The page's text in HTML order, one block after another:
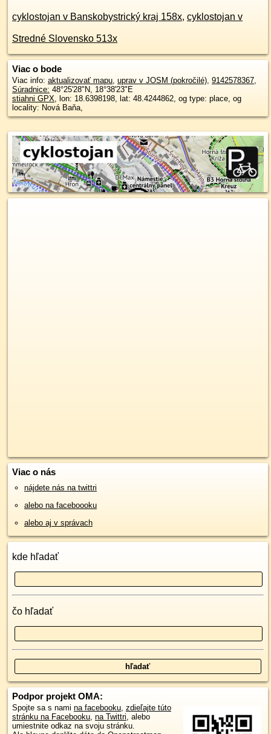
cyklostojan v Banskobystrický kraj 158x, cyklostojan v
Stredné Slovensko 513x
Viac o bode
Viac info: aktualizovať mapu, uprav v JOSM (pokročilé), 9142578367,
Súradnice: 48°25'28"N, 18°38'23"E
stiahni GPX, lon: 18.6398198, lat: 48.4244862, og type: place, og
locality: Nová Baňa,
Viac o nás
nájdete nás na twittri
alebo na faceboooku
alebo aj v správach
kde hľadať
čo hľadať
Podpor projekt OMA:
Spojte sa s nami na facebooku, zdieľajte túto
stránku na Facebooku, na Twittri, alebo
umiestnite odkaz na svoju stránku.